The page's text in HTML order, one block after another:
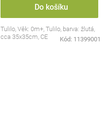
Do košíku
Tulilo, Věk: 0m+, Tulilo, barva: žlutá,
cca 35x35cm, CE
Kód: 11399001